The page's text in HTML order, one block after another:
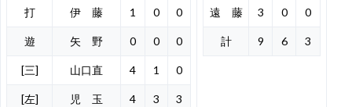
打 伊 藤 1 0 0
遊 矢 野 0 0 0
[三] 山口直 4 1 0
[左] 児 玉 4 3 3
遠 藤 3 0 0
計 9 6 3